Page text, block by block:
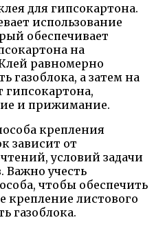
для гипсокартона.
использование
обеспечивает
на
равномерно
газоблока, а затем на
гипсокартона,
и прижимание.
крепления
зависит от
условий задачи
Важно учесть
чтобы обеспечить
крепление листового
газоблока.